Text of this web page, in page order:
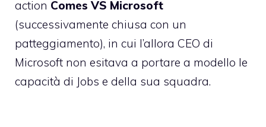
action Comes VS Microsoft
(successivamente chiusa con un
patteggiamento), in cui l’allora CEO di
Microsoft non esitava a portare a modello le
capacità di Jobs e della sua squadra.